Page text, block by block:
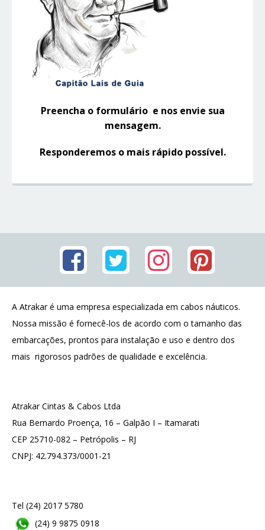
Preencha o formulário e nos envie sua
mensagem.
Responderemos o mais rápido possível.
A Atrakar é uma empresa especializada em cabos náuticos.
Nossa missão é fornecê-los de acordo com o tamanho das
embarcações, prontos para instalação e uso e dentro dos
mais rigorosos padrões de qualidade e excelência.
Atrakar Cintas & Cabos Ltda
Rua Bernardo Proença, 16 – Galpão I – Itamarati
CEP 25710-082 – Petrópolis – RJ
CNPJ: 42.794.373/0001-21
Tel (24) 2017 5780
(24) 9 9875 0918